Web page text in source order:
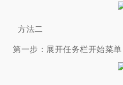
方法二
第一步：展开任务栏开始菜